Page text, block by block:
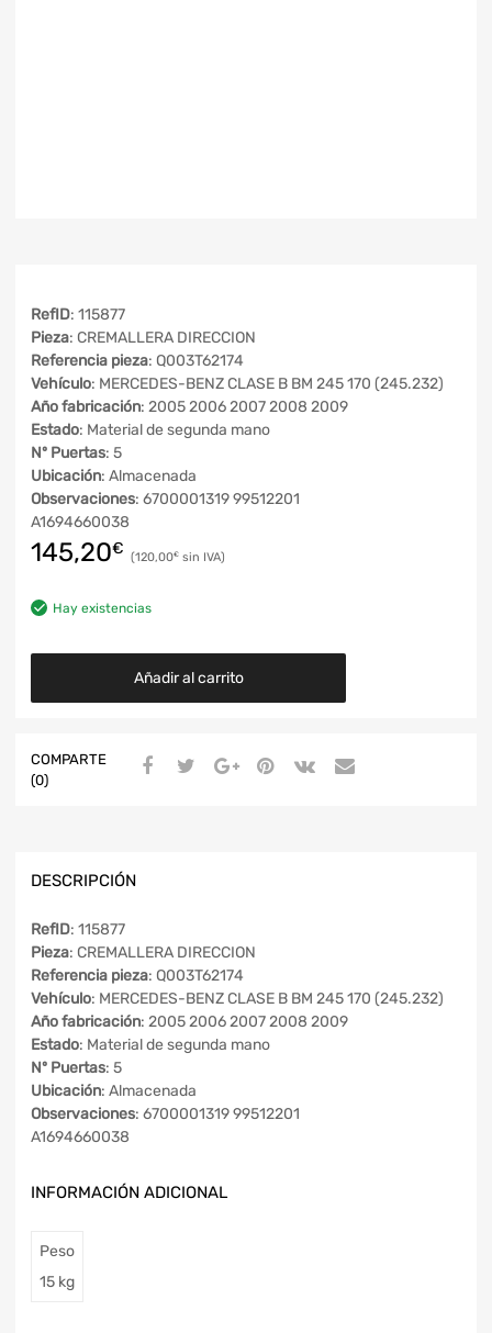
RefID: 115877
Pieza: CREMALLERA DIRECCION
Referencia pieza: Q003T62174
Vehículo: MERCEDES-BENZ CLASE B BM 245 170 (245.232)
Año fabricación: 2005 2006 2007 2008 2009
Estado: Material de segunda mano
Nº Puertas: 5
Ubicación: Almacenada
Observaciones: 6700001319 99512201
A1694660038
145,20€ 120,00€
Hay existencias
Añadir al carrito
COMPARTE
(0)
DESCRIPCIÓN
RefID: 115877
Pieza: CREMALLERA DIRECCION
Referencia pieza: Q003T62174
Vehículo: MERCEDES-BENZ CLASE B BM 245 170 (245.232)
Año fabricación: 2005 2006 2007 2008 2009
Estado: Material de segunda mano
Nº Puertas: 5
Ubicación: Almacenada
Observaciones: 6700001319 99512201
A1694660038
INFORMACIÓN ADICIONAL
Peso
15 kg